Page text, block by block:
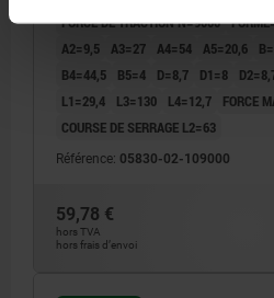
FORCE DE TRACTION N=9000
A2=9,5
A3=27 A4=54 A5=20,6
B4=44,5
B5=4 D=8,7 D1=8
L1=29,4
L3=130 L4=12,7
FORCE
COURSE DE SERRAGE L2=63
Référence: 05830-02-109000
59,78 €
hors TVA
hors frais d’envoi